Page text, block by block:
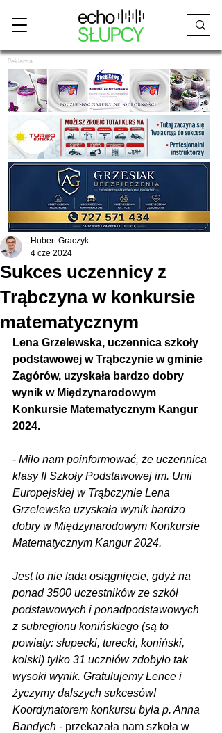
Reklama
Sukces uczennicy z
Trąbczyna w konkursie
matematycznym
Hubert Graczyk
4 cze 2024
Lena Grzelewska, uczennica szkoły
podstawowej w Trąbczynie w gminie
Zagórów, uzyskała bardzo dobry
wynik w Międzynarodowym
Konkursie Matematycznym Kangur
2024.
- Miło nam poinformować, że uczennica
klasy II Szkoły Podstawowej im. Unii
Europejskiej w Trąbczynie Lena
Grzelewska uzyskała wynik bardzo
dobry w Międzynarodowym Konkursie
Matematycznym Kangur 2024.
Jest to nie lada osiągnięcie, gdyż na
ponad 3500 uczestników ze szkół
podstawowych i ponadpodstawowych
z subregionu konińskiego (są to
powiaty: słupecki, turecki, koniński,
kolski) tylko 31 uczniów zdobyło tak
wysoki wynik. Gratulujemy Lence i
życzymy dalszych sukcesów!
Koordynatorem konkursu była p. Anna
Bandych - przekazała nam szkoła w